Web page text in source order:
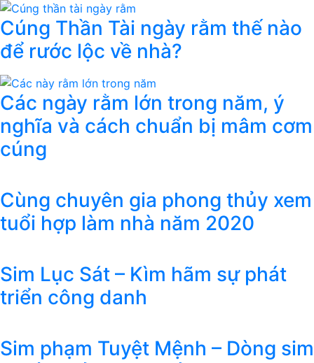
Cúng Thần Tài ngày rằm thế nào
để rước lộc về nhà?
Các ngày rằm lớn trong năm, ý
nghĩa và cách chuẩn bị mâm cơm
cúng
Cùng chuyên gia phong thủy xem
tuổi hợp làm nhà năm 2020
Sim Lục Sát – Kìm hãm sự phát
triển công danh
Sim phạm Tuyệt Mệnh – Dòng sim